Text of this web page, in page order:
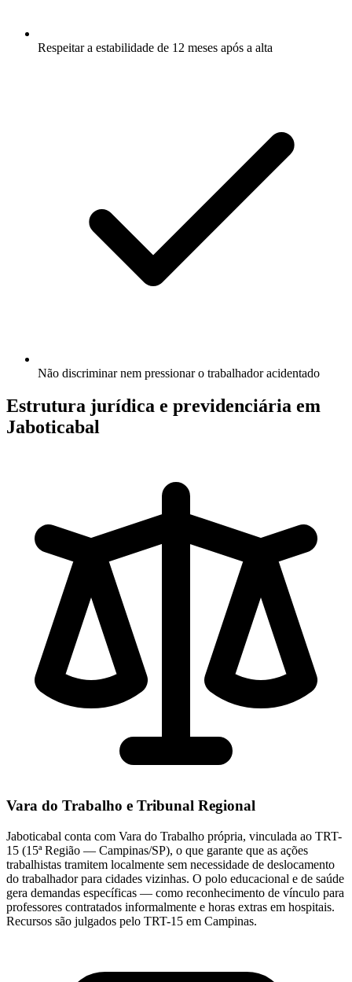
Respeitar a estabilidade de 12 meses após a alta
Não discriminar nem pressionar o trabalhador acidentado
Estrutura jurídica e previdenciária em
Jaboticabal
Vara do Trabalho e Tribunal Regional
Jaboticabal conta com Vara do Trabalho própria, vinculada ao TRT-
15 (15ª Região — Campinas/SP), o que garante que as ações
trabalhistas tramitem localmente sem necessidade de deslocamento
do trabalhador para cidades vizinhas. O polo educacional e de saúde
gera demandas específicas — como reconhecimento de vínculo para
professores contratados informalmente e horas extras em hospitais.
Recursos são julgados pelo TRT-15 em Campinas.